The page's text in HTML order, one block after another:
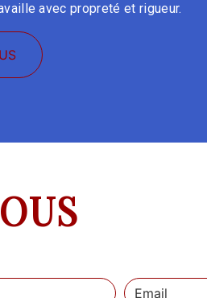
avec propreté et rigueur.